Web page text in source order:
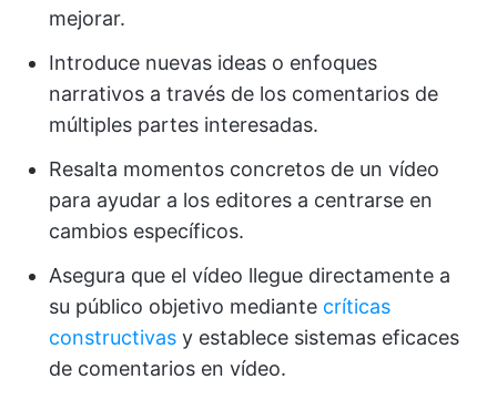
mejorar.
Introduce nuevas ideas o enfoques
narrativos a través de los comentarios de
múltiples partes interesadas.
Resalta momentos concretos de un vídeo
para ayudar a los editores a centrarse en
cambios específicos.
Asegura que el vídeo llegue directamente a
su público objetivo mediante críticas
constructivas y establece sistemas eficaces
de comentarios en vídeo.